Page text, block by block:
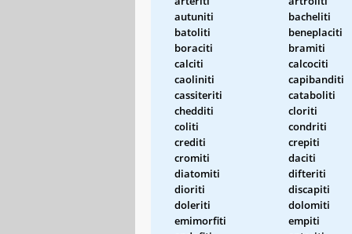
autuniti
bacheliti
batoliti
beneplaciti
boraciti
bramiti
calciti
calcociti
caoliniti
capibanditi
cassiteriti
cataboliti
chedditi
cloriti
coliti
condriti
crediti
crepiti
cromiti
daciti
diatomiti
difteriti
dioriti
discapiti
doleriti
dolomiti
emimorfiti
empiti